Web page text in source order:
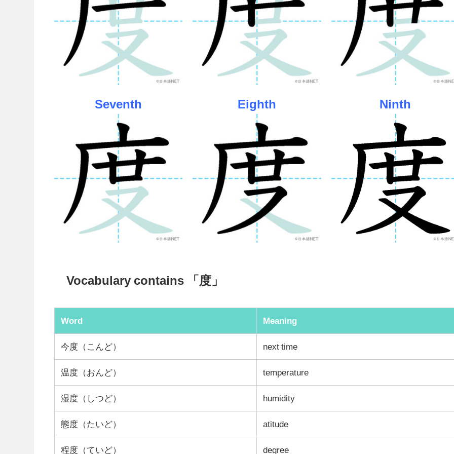
Seventh Eighth Ninth
Vocabulary contains 「度」
Word Meaning
今度（こんど） next time
温度（おんど） temperature
湿度（しつど） humidity
態度（たいど） atitude
程度（ていど） degree